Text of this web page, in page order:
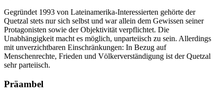
Gegründet 1993 von Lateinamerika-Interessierten gehörte der
Quetzal stets nur sich selbst und war allein dem Gewissen seiner
Protagonisten sowie der Objektivität verpflichtet. Die
Unabhängigkeit macht es möglich, unparteiisch zu sein. Allerdings
mit unverzichtbaren Einschränkungen: In Bezug auf
Menschenrechte, Frieden und Völkerverständigung ist der Quetzal
sehr parteiisch.
Präambel